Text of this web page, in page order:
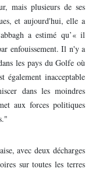
mais plusieurs de ses
et aujourd'hui, elle a
a estimé qu’« il
enfouissement. Il n'y a
les pays du Golfe où
également inacceptable
dans les moindres
aux forces politiques
avec deux décharges
sur toutes les terres